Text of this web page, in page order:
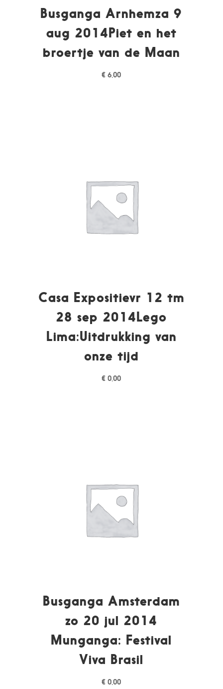
Busganga Arnhemza 9
aug 2014Piet en het
broertje van de Maan
€ 6,00
Casa Expositievr 12 tm
28 sep 2014Lego
Lima:Uitdrukking van
onze tijd
€ 0,00
Busganga Amsterdam
zo 20 jul 2014
Munganga: Festival
Viva Brasil
€ 0,00